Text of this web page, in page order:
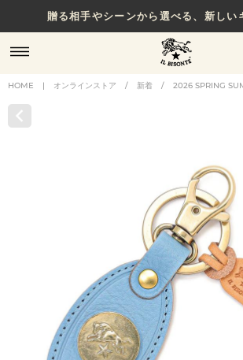
贈る相手やシーンから選べる、新しい
HOME | オンラインストア / 新着 / 2026 SPRING